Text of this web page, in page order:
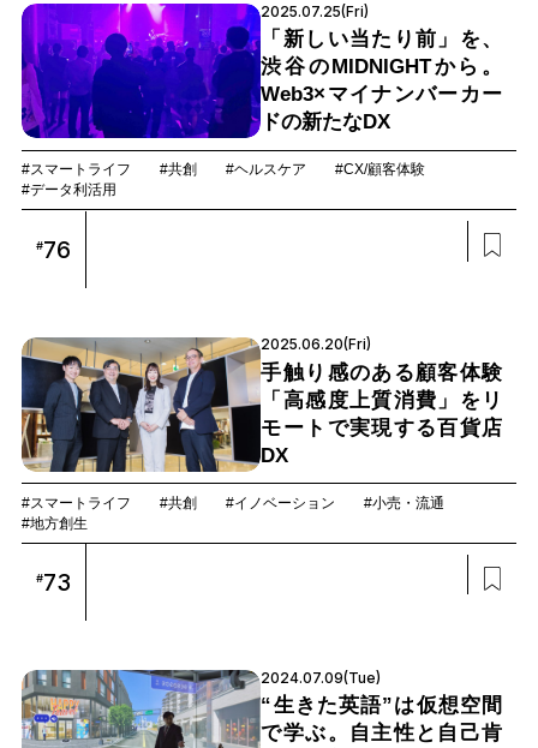
2025.07.25(Fri)
「新しい当たり前」を、
渋谷のMIDNIGHTから。
Web3×マイナンバーカー
ドの新たなDX
#スマートライフ #共創 #ヘルスケア
#CX/顧客体験
#データ利活用
#76
2025.06.20(Fri)
手触り感のある顧客体験
「高感度上質消費」をリ
モートで実現する百貨店
DX
#スマートライフ #共創 #イノベーション
#小売・流通
#地方創生
#73
2024.07.09(Tue)
“生きた英語”は仮想空間
で学ぶ。自主性と自己肯